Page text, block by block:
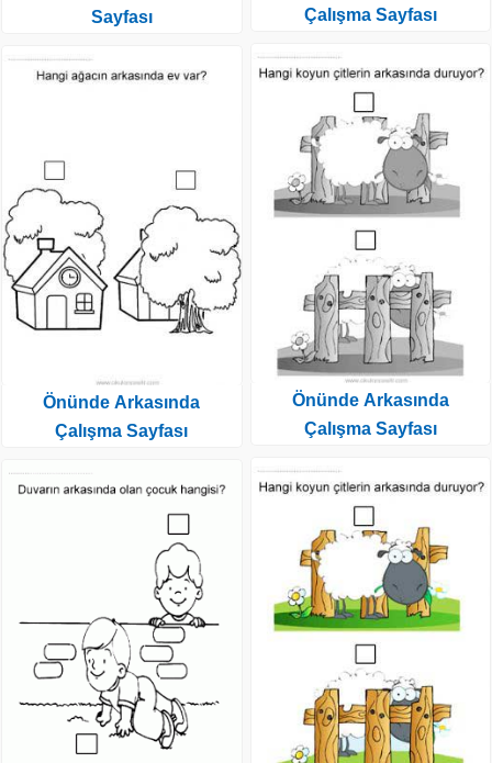
Sayfası
Önünde Arkasında
Çalışma Sayfası
Çalışma Sayfası
Önünde Arkasında
Çalışma Sayfası